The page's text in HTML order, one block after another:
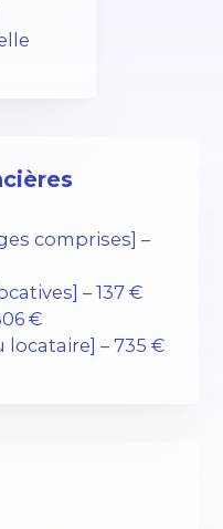
comprises] –
– 137 €
€
locataire] – 735 €